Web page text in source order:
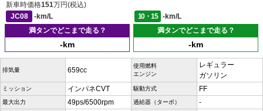
新車時価格151万円(税込)
JC08
-km/L 10・15
-km/L
満タンでどこまで走る？
-km
満タンでどこまで走る？
-km
排気量 659cc
使用燃料
エンジン
レギュラー
ガソリン
ミッション インパネCVT 駆動方式 FF
最大出力 49ps/6500rpm 過給器（ターボ） -